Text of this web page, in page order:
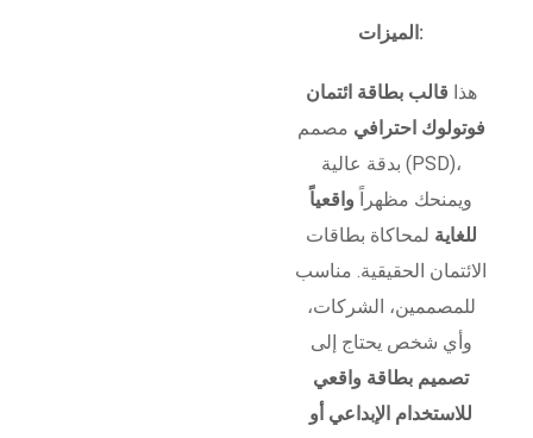
الميزات:
هذا قالب بطاقة ائتمان
فوتولوك احترافي مصمم
بدقة عالية (PSD)،
ويمنحك مظهراً واقعياً
للغاية لمحاكاة بطاقات
الائتمان الحقيقية. مناسب
للمصممين، الشركات،
وأي شخص يحتاج إلى
تصميم بطاقة واقعي
للاستخدام الإبداعي أو